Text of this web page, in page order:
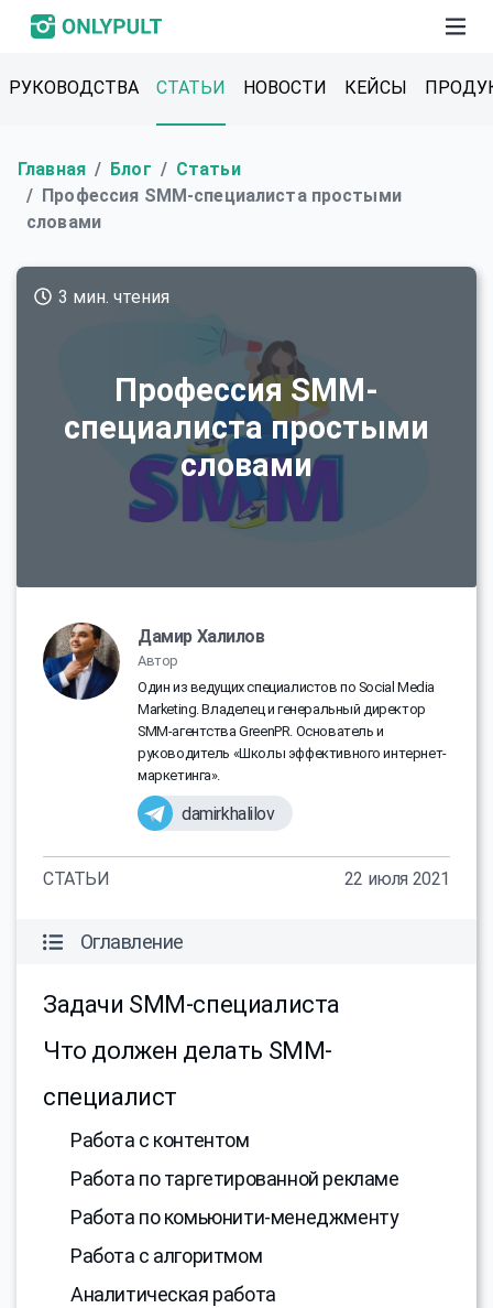
РУКОВОДСТВА СТАТЬИ НОВОСТИ КЕЙСЫ
Главная Блог
Статьи
Профессия SMM-специалиста простыми
словами
Профессия SMM-
специалиста простыми
словами
3 мин. чтения
Дамир Халилов
Автор
Один из ведущих специалистов по Social Media
Marketing. Владелец и генеральный директор
SMM-агентства GreenPR. Основатель и
руководитель «Школы эффективного интернет-
маркетинга».
damirkhalilov
СТАТЬИ 22 июля 2021
Оглавление
Задачи SMM-специалиста
Что должен делать SMM-
специалист
Работа с контентом
Работа по таргетированной рекламе
Работа по комьюнити-менеджменту
Работа с алгоритмом
Аналитическая работа